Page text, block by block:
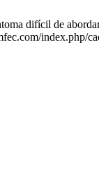
difícil de
index.php/